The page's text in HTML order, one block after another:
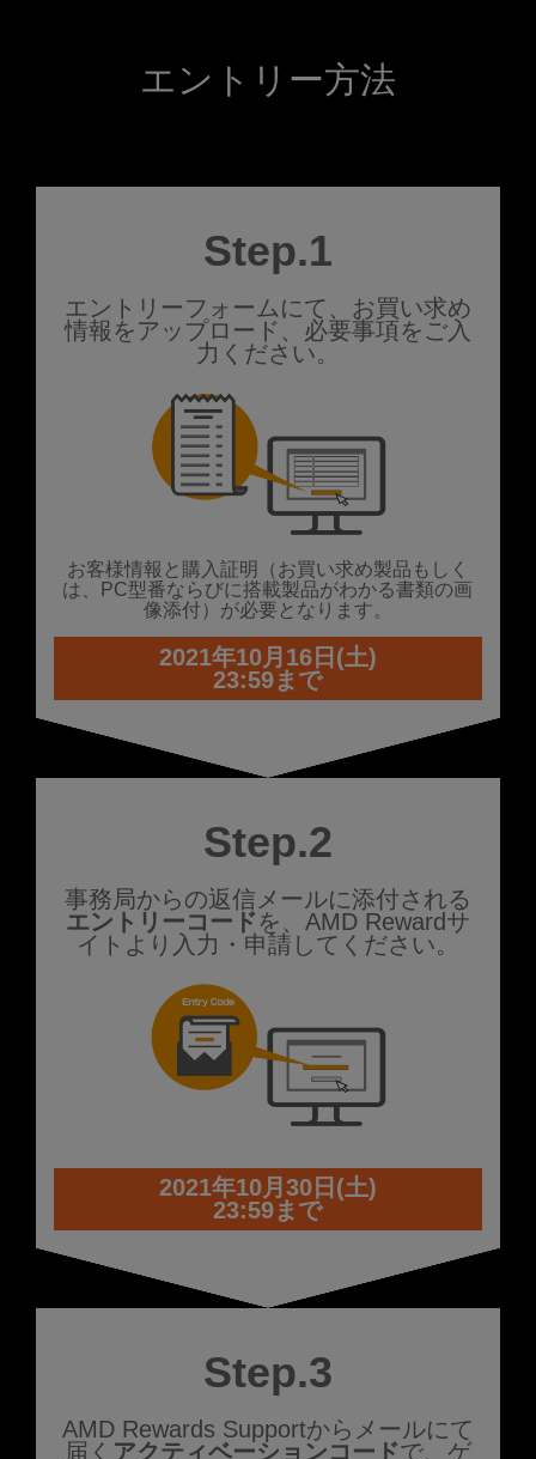
エントリー方法
Step.1
エントリーフォームにて、お買い求め
情報をアップロード、必要事項をご入
力ください。
お客様情報と購入証明（お買い求め製品もしく
は、PC型番ならびに搭載製品がわかる書類の画
像添付）が必要となります。
2021年10月16日(土)
23:59まで
Step.2
事務局からの返信メールに添付される
エントリーコードを、AMD Rewardサ
イトより入力・申請してください。
2021年10月30日(土)
23:59まで
Step.3
AMD Rewards Supportからメールにて
届く アクティベーションコードで、ゲ